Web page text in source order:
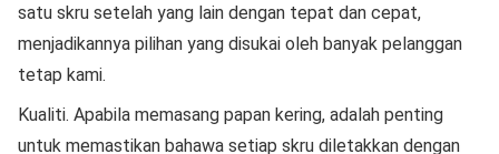
satu skru setelah yang lain dengan tepat dan cepat,
menjadikannya pilihan yang disukai oleh banyak pelanggan
tetap kami.
Kualiti. Apabila memasang papan kering, adalah penting
untuk memastikan bahawa setiap skru diletakkan dengan